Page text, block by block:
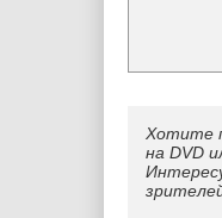
Хотите
на DVD